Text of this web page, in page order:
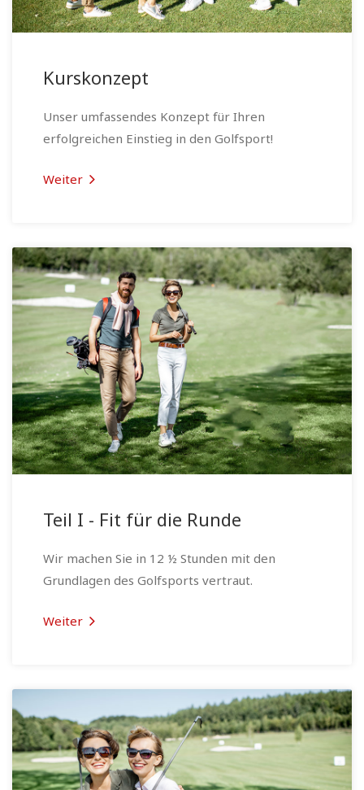
Kurskonzept
Unser umfassendes Konzept für Ihren
erfolgreichen Einstieg in den Golfsport!
Weiter
Teil I - Fit für die Runde
Wir machen Sie in 12 ½ Stunden mit den
Grundlagen des Golfsports vertraut.
Weiter